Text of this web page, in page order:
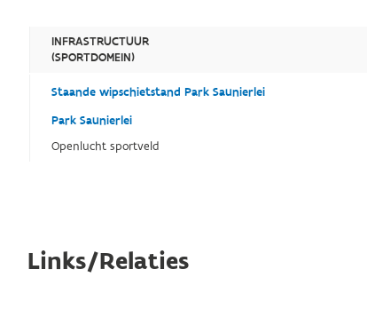
INFRASTRUCTUUR
(SPORTDOMEIN)
Staande wipschietstand Park Saunierlei
Park Saunierlei
Openlucht sportveld
Links/Relaties